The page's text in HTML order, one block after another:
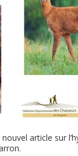
article sur